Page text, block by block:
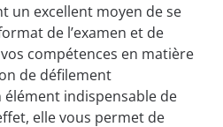
un excellent moyen de se
de l’examen et de
compétences en matière
de défilement
indispensable de
elle vous permet de